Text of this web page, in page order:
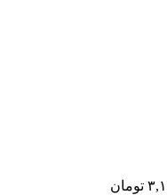
قیمت اصلی: ۳,۱۵۰,۰۰۰ تومان